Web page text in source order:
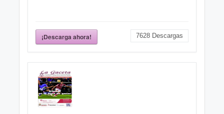
¡Descarga ahora! 7628 Descargas